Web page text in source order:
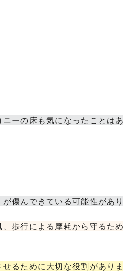
ーの床も気になったことは
傷んできている可能性があ
歩行による摩耗から守るた
るために大切な役割があり